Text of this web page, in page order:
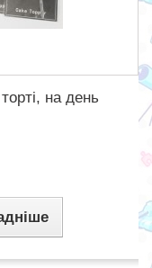
на день